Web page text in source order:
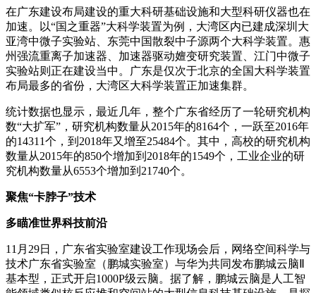
在广东建设布局建设的重大科研基础设施和大型科研仪器也在
加速。以“国之重器”大科学装置为例，大湾区内已建成深圳大
亚湾中微子实验站、东莞中国散裂中子源两个大科学装置。惠
州强流重离子加速器、加速器驱动嬗变研究装置、江门中微子
实验站则正在建设当中。广东是仅次于北京的全国大科学装置
布局最多的省份，大湾区大科学装置正加速集群。
统计数据也显示，最近几年，整个广东省经历了一轮研究机构
数“大扩军”，研究机构数量从2015年的8164个，一跃至2016年
的14311个，到2018年又增至25484个。其中，高校的研究机构
数量从2015年的850个增加到2018年的1549个，工业企业的研
究机构数量从6553个增加到21740个。
聚焦“卡脖子”技术
多瞄准世界科技前沿
11月29日，广东省实验室建设工作现场会后，网络空间科学与
技术广东省实验室（鹏城实验室）与华为共同发布鹏城云脑Ⅱ
基本型，正式开启1000P级云脑。据了解，鹏城云脑是人工智